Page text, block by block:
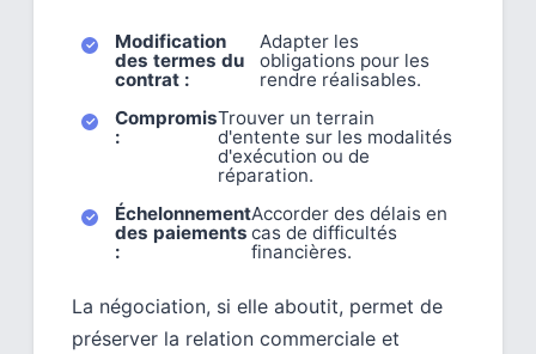
Modification
des termes du
contrat :
Adapter les
obligations pour les
rendre réalisables.
Compromis
:
Trouver un terrain
d'entente sur les modalités
d'exécution ou de
réparation.
Échelonnement
des paiements
:
Accorder des délais en
cas de difficultés
financières.
La négociation, si elle aboutit, permet de
préserver la relation commerciale et